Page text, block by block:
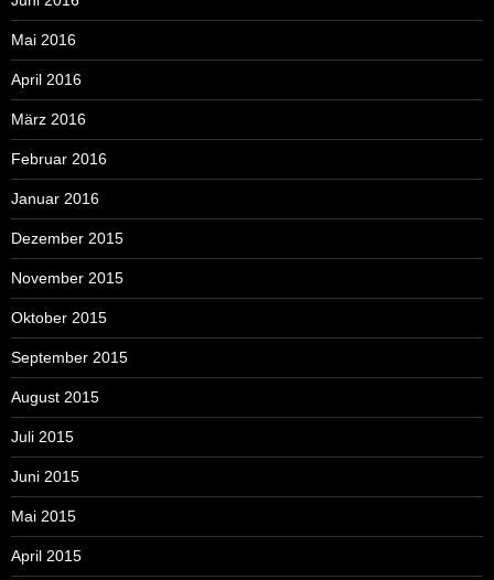
Mai 2016
April 2016
März 2016
Februar 2016
Januar 2016
Dezember 2015
November 2015
Oktober 2015
September 2015
August 2015
Juli 2015
Juni 2015
Mai 2015
April 2015